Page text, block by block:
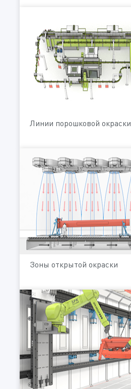
Линии порошковой окраски
Зоны открытой окраски